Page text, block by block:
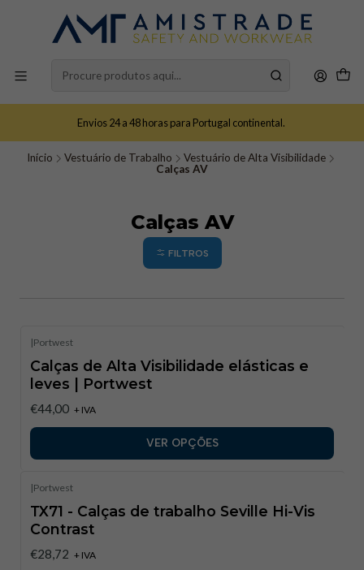
Envios 24 a 48 horas para Portugal continental.
Início Vestuário de Trabalho
Vestuário de Alta Visibilidade
Calças AV
Calças AV
FILTROS
|Portwest
Calças de Alta Visibilidade elásticas e
leves | Portwest
€44,00 + IVA
VER OPÇÕES
|Portwest
TX71 - Calças de trabalho Seville Hi-Vis
Contrast
€28,72 + IVA